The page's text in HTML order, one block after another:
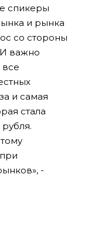
спикеры
и рынка
со стороны
важно
все
и самая
стала
-